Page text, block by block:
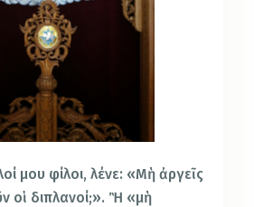
μου φίλοι, λένε: «Μὴ ἀργεῖς
οἱ διπλανοί;». Ἢ «μὴ